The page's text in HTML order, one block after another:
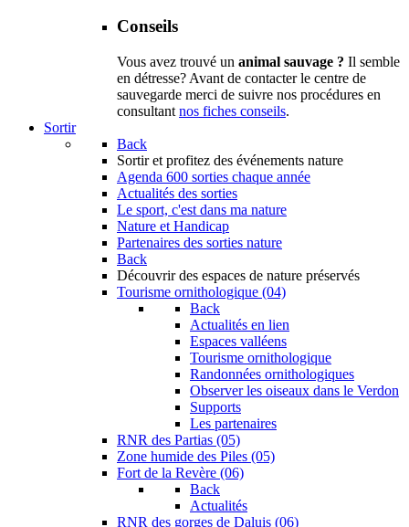
Conseils
Vous avez trouvé un animal sauvage ? Il semble
en détresse? Avant de contacter le centre de
sauvegarde merci de suivre nos procédures en
consultant nos fiches conseils.
Sortir
Back
Sortir et profitez des événements nature
Agenda 600 sorties chaque année
Actualités des sorties
Le sport, c'est dans ma nature
Nature et Handicap
Partenaires des sorties nature
Back
Découvrir des espaces de nature préservés
Tourisme ornithologique (04)
Back
Actualités en lien
Espaces valléens
Tourisme ornithologique
Randonnées ornithologiques
Observer les oiseaux dans le Verdon
Supports
Les partenaires
RNR des Partias (05)
Zone humide des Piles (05)
Fort de la Revère (06)
Back
Actualités
RNR des gorges de Daluis (06)